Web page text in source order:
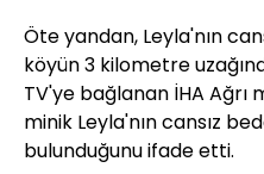
Öte yandan, Leyla'nın
köyün 3 kilometre
TV'ye bağlanan İHA Ağrı
minik Leyla'nın cansız
bulunduğunu ifade etti.